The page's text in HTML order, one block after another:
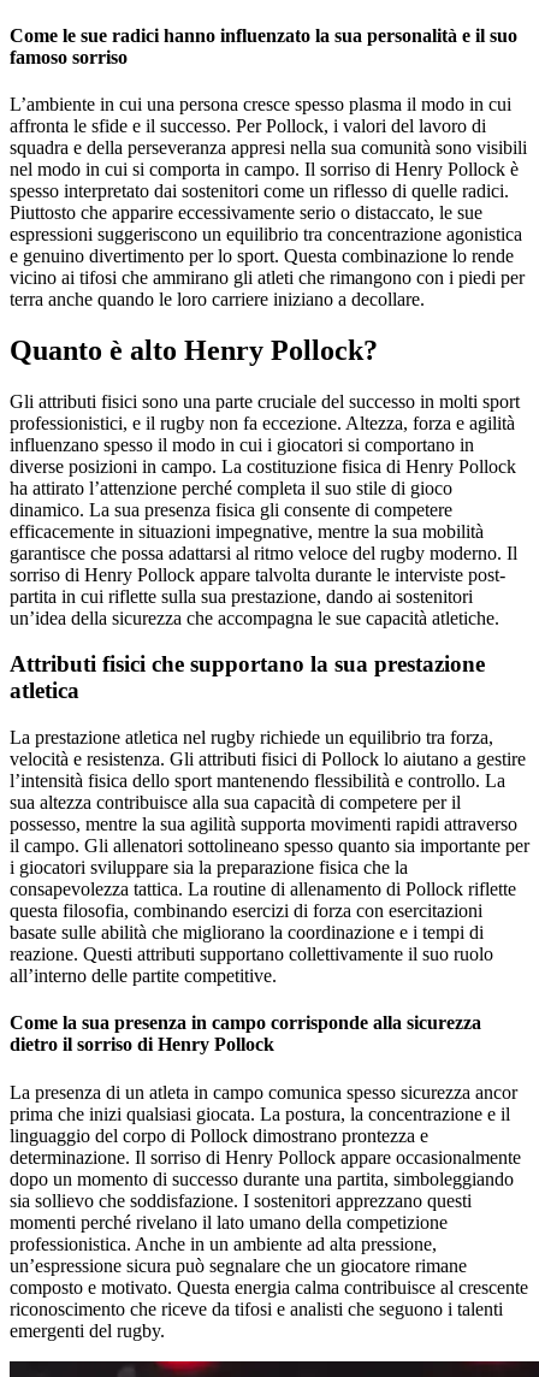
Come le sue radici hanno influenzato la sua personalità e il suo
famoso sorriso
L’ambiente in cui una persona cresce spesso plasma il modo in cui
affronta le sfide e il successo. Per Pollock, i valori del lavoro di
squadra e della perseveranza appresi nella sua comunità sono visibili
nel modo in cui si comporta in campo. Il sorriso di Henry Pollock è
spesso interpretato dai sostenitori come un riflesso di quelle radici.
Piuttosto che apparire eccessivamente serio o distaccato, le sue
espressioni suggeriscono un equilibrio tra concentrazione agonistica
e genuino divertimento per lo sport. Questa combinazione lo rende
vicino ai tifosi che ammirano gli atleti che rimangono con i piedi per
terra anche quando le loro carriere iniziano a decollare.
Quanto è alto Henry Pollock?
Gli attributi fisici sono una parte cruciale del successo in molti sport
professionistici, e il rugby non fa eccezione. Altezza, forza e agilità
influenzano spesso il modo in cui i giocatori si comportano in
diverse posizioni in campo. La costituzione fisica di Henry Pollock
ha attirato l’attenzione perché completa il suo stile di gioco
dinamico. La sua presenza fisica gli consente di competere
efficacemente in situazioni impegnative, mentre la sua mobilità
garantisce che possa adattarsi al ritmo veloce del rugby moderno. Il
sorriso di Henry Pollock appare talvolta durante le interviste post-
partita in cui riflette sulla sua prestazione, dando ai sostenitori
un’idea della sicurezza che accompagna le sue capacità atletiche.
Attributi fisici che supportano la sua prestazione
atletica
La prestazione atletica nel rugby richiede un equilibrio tra forza,
velocità e resistenza. Gli attributi fisici di Pollock lo aiutano a gestire
l’intensità fisica dello sport mantenendo flessibilità e controllo. La
sua altezza contribuisce alla sua capacità di competere per il
possesso, mentre la sua agilità supporta movimenti rapidi attraverso
il campo. Gli allenatori sottolineano spesso quanto sia importante per
i giocatori sviluppare sia la preparazione fisica che la
consapevolezza tattica. La routine di allenamento di Pollock riflette
questa filosofia, combinando esercizi di forza con esercitazioni
basate sulle abilità che migliorano la coordinazione e i tempi di
reazione. Questi attributi supportano collettivamente il suo ruolo
all’interno delle partite competitive.
Come la sua presenza in campo corrisponde alla sicurezza
dietro il sorriso di Henry Pollock
La presenza di un atleta in campo comunica spesso sicurezza ancor
prima che inizi qualsiasi giocata. La postura, la concentrazione e il
linguaggio del corpo di Pollock dimostrano prontezza e
determinazione. Il sorriso di Henry Pollock appare occasionalmente
dopo un momento di successo durante una partita, simboleggiando
sia sollievo che soddisfazione. I sostenitori apprezzano questi
momenti perché rivelano il lato umano della competizione
professionistica. Anche in un ambiente ad alta pressione,
un’espressione sicura può segnalare che un giocatore rimane
composto e motivato. Questa energia calma contribuisce al crescente
riconoscimento che riceve da tifosi e analisti che seguono i talenti
emergenti del rugby.